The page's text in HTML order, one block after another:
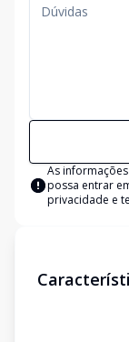
As
possa entrar
privacidade e